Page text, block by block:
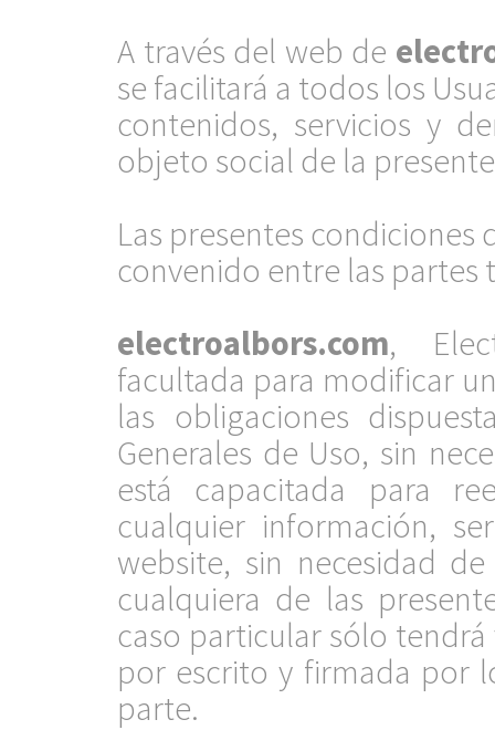
A través del web de
se facilitará a todos los
contenidos, servicios y
objeto social de la
Las presentes
convenido entre las partes
electroalbors.com,
facultada para modificar
las obligaciones
Generales de Uso, sin
está capacitada para
cualquier información,
website, sin necesidad
cualquiera de las
caso particular sólo
por escrito y firmada por
parte.